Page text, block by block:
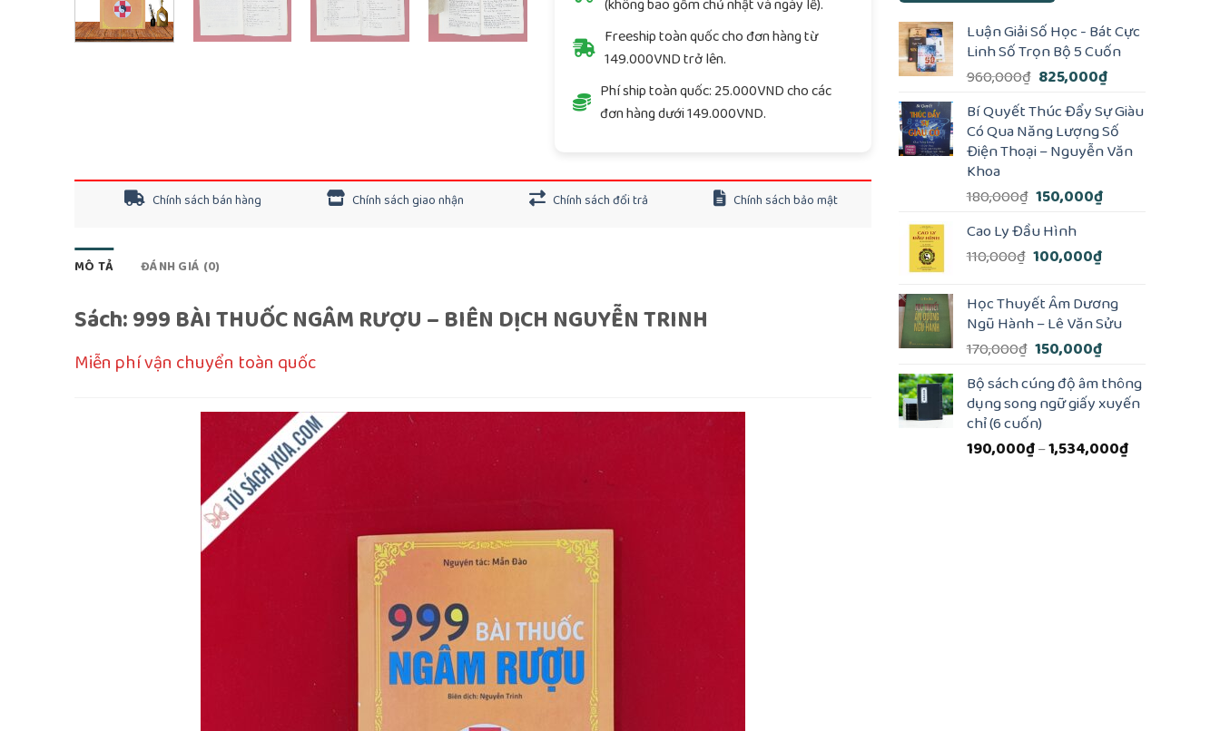
(không bao gồm chủ nhật và ngày lễ).
Freeship toàn quốc cho đơn hàng từ
149.000VND trở lên.
Phí ship toàn quốc: 25.000VND cho các
đơn hàng dưới 149.000VND.
Chính sách bán hàng Chính sách giao nhận Chính sách đổi trả Chính sách bảo mật
MÔ TẢ ĐÁNH GIÁ (0)
Sách: 999 BÀI THUỐC NGÂM RƯỢU – BIÊN DỊCH NGUYỄN TRINH
Miễn phí vận chuyển toàn quốc
Luận Giải Số Học - Bát Cực
Linh Số Trọn Bộ 5 Cuốn
960,000₫ Giá
là:
960,000₫.
825,000₫Giá
tại
là:
825,000₫.
Bí Quyết Thúc Đẩy Sự Giàu
Có Qua Năng Lượng Số
Điện Thoại – Nguyễn Văn
Khoa
180,000₫ Giá
là:
180,000₫.
150,000₫Giá
là:
Cao Ly Đầu Hình
110,000₫ Giá
là:
110,000₫.
100,000₫Giá
tại
là:
100,000₫.
Học Thuyết Âm Dương
Ngũ Hành – Lê Văn Sửu
170,000₫ Giá
là:
170,000₫.
150,000₫Giá
tại
là:
Bộ sách cúng độ âm thông
dụng song ngữ giấy xuyến
chỉ (6 cuốn)
190,000₫–1,534,000₫Khoảng